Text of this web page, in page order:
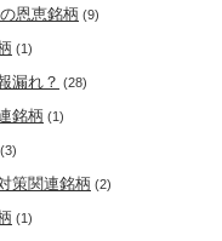
恩恵銘柄 (9)
(1)
漏れ？ (28)
銘柄 (1)
(3)
策関連銘柄 (2)
(1)